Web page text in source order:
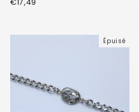
€17,49
Épuisé